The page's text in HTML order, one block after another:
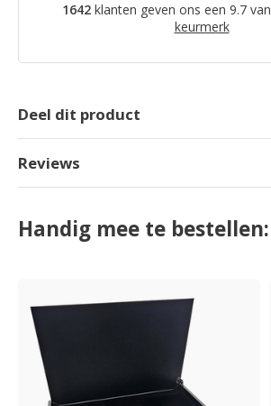
1642 klanten geven ons een 9.7 van
keurmerk
Deel dit product
Reviews
Handig mee te bestellen: